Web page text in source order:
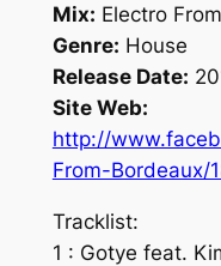
Mix: Electro
Genre: House
Release Date:
Site Web:
http://
From-Bordeaux/
Tracklist:
1 : Gotye feat.